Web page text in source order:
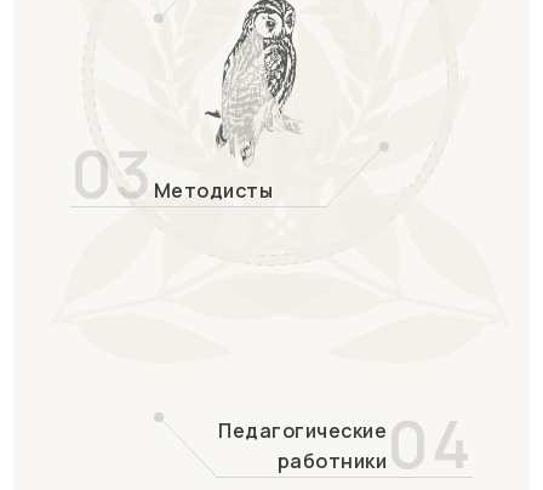
03 Методисты
Педагогические
работники 04